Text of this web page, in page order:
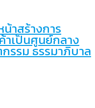
าสร้างการ
เป็นศูนย์กลาง
รรม ธรรมาภิบาล